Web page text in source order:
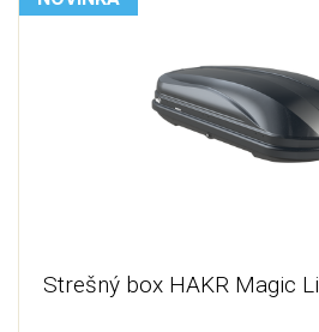
Strešný box HAKR Magic